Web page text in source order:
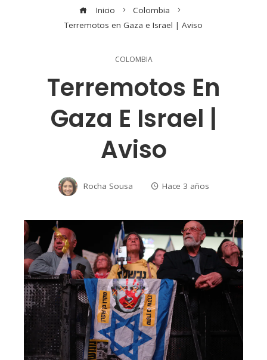
Inicio
Colombia
Terremotos en Gaza e Israel | Aviso
COLOMBIA
Terremotos En
Gaza E Israel |
Aviso
Rocha Sousa Hace 3 años